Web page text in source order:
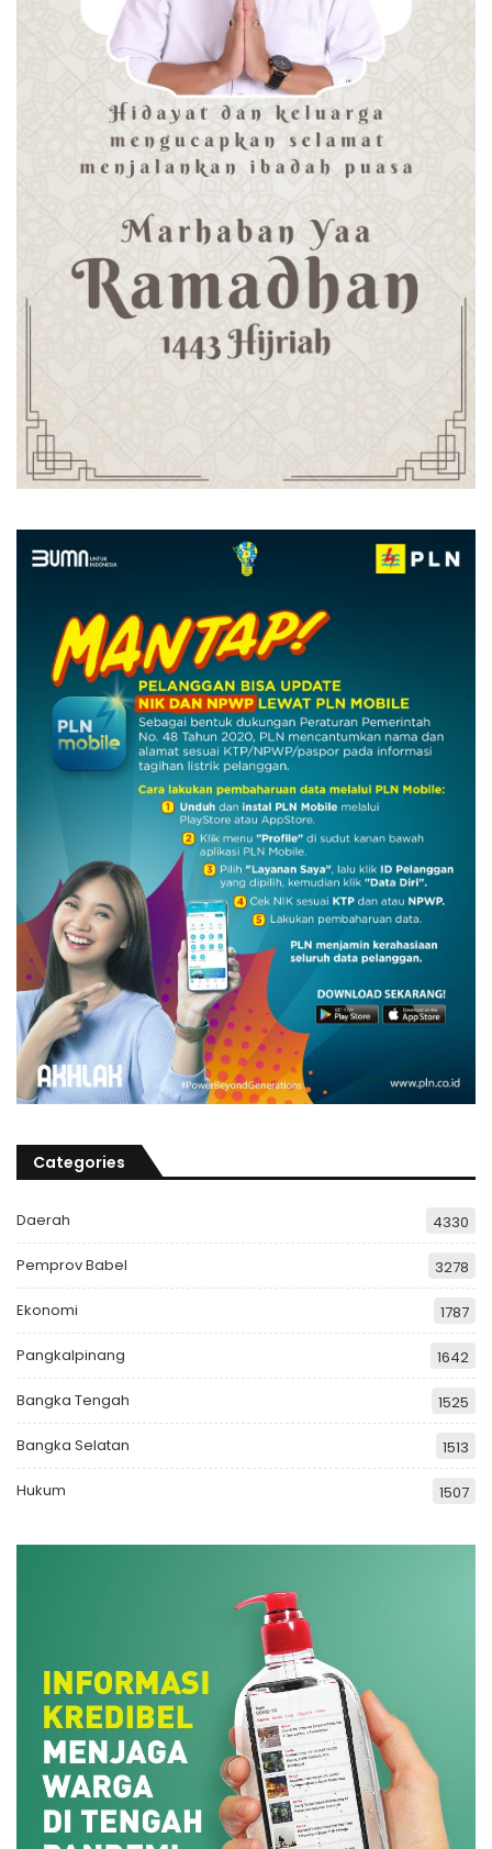
Categories
Daerah 4330
Pemprov Babel 3278
Ekonomi 1787
Pangkalpinang 1642
Bangka Tengah 1525
Bangka Selatan 1513
Hukum 1507